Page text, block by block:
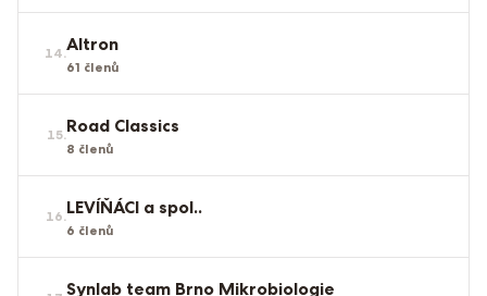
14.Altron
61 členů
15.Road Classics
8 členů
16.LEVÍŇÁCI a spol..
6 členů
Synlab team Brno Mikrobiologie